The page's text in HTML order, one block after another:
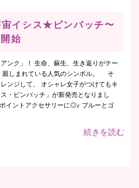
イシス★ピンバッチ〜
始
ンク」！ 生命、蘇生、生き返りがテー
親しまれている人気のシンボル。 そ
ンジして、 オシャレ女子がつけてもキ
・ピンバッチ」が新発売となりまし
イントアクセサリーに◎♪ ブルーとゴ
続きを読む